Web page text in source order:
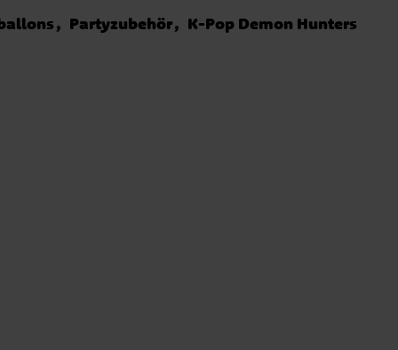
Partyzubehör K-Pop Demon Hunters